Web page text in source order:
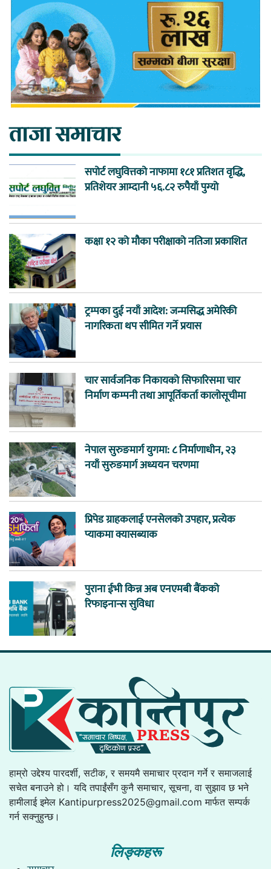
ताजा समाचार
सपोर्ट लघुवित्तको नाफामा १८१ प्रतिशत वृद्धि,
प्रतिशेयर आम्दानी ५६.८२ रुपैयाँ पुग्यो
कक्षा १२ को मौका परीक्षाको नतिजा प्रकाशित
ट्रम्पका दुई नयाँ आदेश: जन्मसिद्ध अमेरिकी
नागरिकता थप सीमित गर्ने प्रयास
चार सार्वजनिक निकायको सिफारिसमा चार
निर्माण कम्पनी तथा आपूर्तिकर्ता कालोसूचीमा
नेपाल सुरुङमार्ग युगमा: ८ निर्माणाधीन, २३
नयाँ सुरुङमार्ग अध्ययन चरणमा
प्रिपेड ग्राहकलाई एनसेलको उपहार, प्रत्येक
प्याकमा क्यासब्याक
पुराना ईभी किन्न अब एनएमबी बैंकको
रिफाइनान्स सुविधा
हाम्रो उद्देश्य पारदर्शी, सटीक, र समयमै समाचार प्रदान गर्ने र समाजलाई
सचेत बनाउने हो। यदि तपाईंसँग कुनै समाचार, सूचना, वा सुझाव छ भने
हामीलाई इमेल Kantipurpress2025@gmail.com मार्फत सम्पर्क
गर्न सक्नुहुन्छ।
लिङ्कहरू